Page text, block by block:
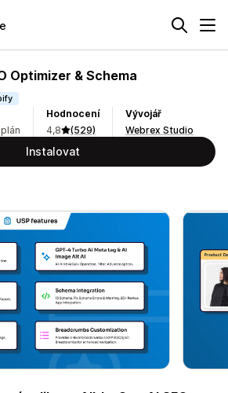
Optimizer & Schema
Hodnocení
4,8
(529)
Vývojář
Webrex Studio
Instalovat